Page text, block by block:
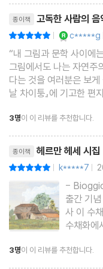
종이책 고독한 사람의
| c*****g
“내 그림과 문학 사이에
그림에서도 나는 자연주
다는 것을 여러분은 보게 될 것입니다.” -
날 차이퉁』에 기고한
는 소설가이자 시인이
르만 헤세는 평생 동안 정
3명이 이 리뷰를 추천합니다.
종이책 헤르만 헤세 시집
| k*****7 |
- Bioggio (um
출간 기
사 이 수
수채화에
그림 하
시집을 읽
3명이 이 리뷰를 추천합니다.